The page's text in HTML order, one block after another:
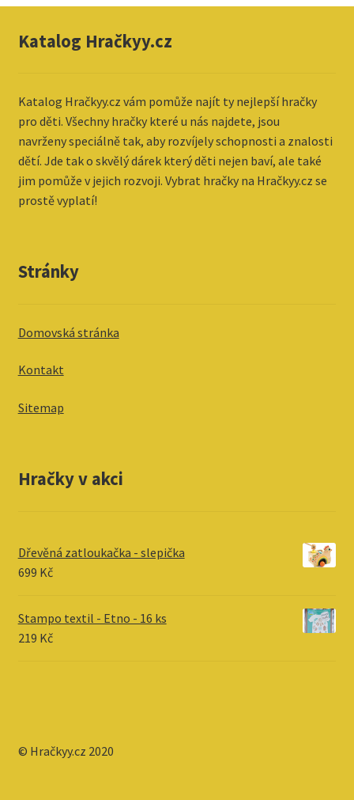
Katalog Hračkyy.cz
Katalog Hračkyy.cz vám pomůže najít ty nejlepší hračky
pro děti. Všechny hračky které u nás najdete, jsou
navrženy speciálně tak, aby rozvíjely schopnosti a znalosti
dětí. Jde tak o skvělý dárek který děti nejen baví, ale také
jim pomůže v jejich rozvoji. Vybrat hračky na Hračkyy.cz se
prostě vyplatí!
Stránky
Domovská stránka
Kontakt
Sitemap
Hračky v akci
Dřevěná zatloukačka - slepička
699 Kč
Stampo textil - Etno - 16 ks
219 Kč
© Hračkyy.cz 2020